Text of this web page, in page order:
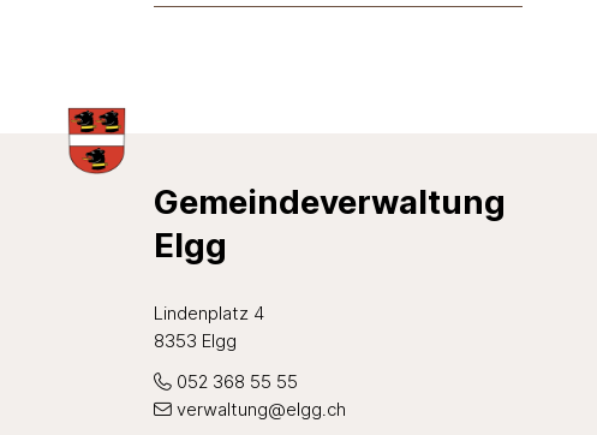
Footer
Gemeindeverwaltung
Elgg
Lindenplatz 4
8353 Elgg
052 368 55 55
verwaltung@elgg.ch